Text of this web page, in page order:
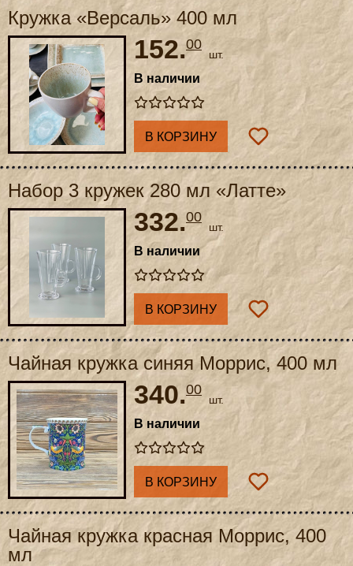
Кружка «Версаль» 400 мл
152.00
шт.
В наличии
В КОРЗИНУ
Набор 3 кружек 280 мл «Латте»
332.00
шт.
В наличии
В КОРЗИНУ
Чайная кружка синяя Моррис, 400 мл
340.00
шт.
В наличии
В КОРЗИНУ
Чайная кружка красная Моррис, 400
мл